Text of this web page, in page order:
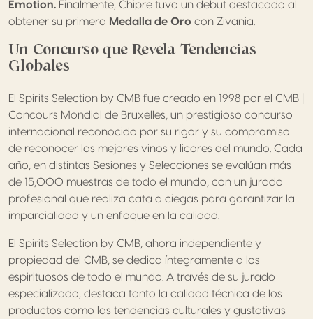
Emotion. Finalmente, Chipre tuvo un debut destacado al
obtener su primera Medalla de Oro con Zivania.
Un Concurso que Revela Tendencias
Globales
El Spirits Selection by CMB fue creado en 1998 por el CMB |
Concours Mondial de Bruxelles, un prestigioso concurso
internacional reconocido por su rigor y su compromiso
de reconocer los mejores vinos y licores del mundo. Cada
año, en distintas Sesiones y Selecciones se evalúan más
de 15,000 muestras de todo el mundo, con un jurado
profesional que realiza cata a ciegas para garantizar la
imparcialidad y un enfoque en la calidad.
El Spirits Selection by CMB, ahora independiente y
propiedad del CMB, se dedica íntegramente a los
espirituosos de todo el mundo. A través de su jurado
especializado, destaca tanto la calidad técnica de los
productos como las tendencias culturales y gustativas